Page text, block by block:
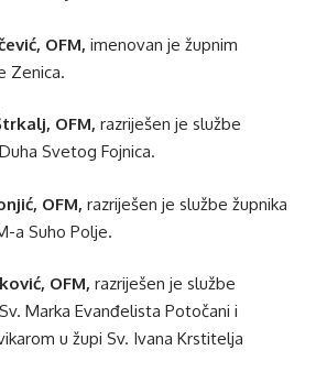
OFM, imenovan je župnim
Zenica.
OFM, razriješen je službe
Svetog Fojnica.
OFM, razriješen je službe župnika
a Suho Polje.
OFM, razriješen je službe
Marka Evanđelista Potočani i
u župi Sv. Ivana Krstitelja